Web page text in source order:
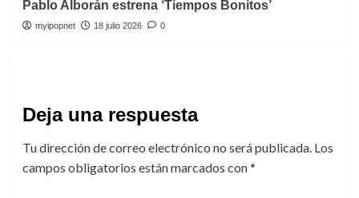
Pablo Alborán estrena ‘Tiempos Bonitos’
myipopnet 18 julio 2026 0
Deja una respuesta
Tu dirección de correo electrónico no será publicada. Los
campos obligatorios están marcados con*